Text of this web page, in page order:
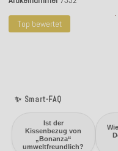
Top bewertet
✨ Smart-FAQ
Ist der
Kissenbezug von
„Bonanza“
umweltfreundlich?